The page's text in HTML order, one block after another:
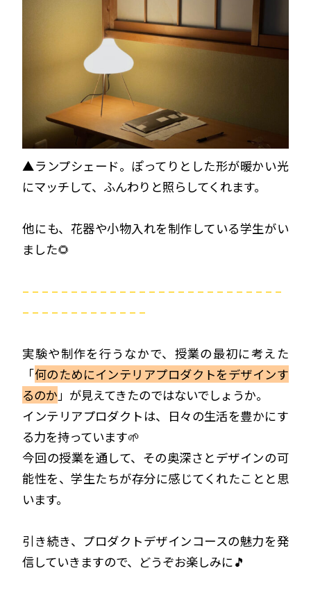
▲ランプシェード。ぽってりとした形が暖かい光
にマッチして、ふんわりと照らしてくれます。
他にも、花器や小物入れを制作している学生がい
ました🌻
– – – – – – – – – – – – – – – – – – – – – – – – – – –
– – – – – – – – – – – – –
実験や制作を行うなかで、授業の最初に考えた
「何のためにインテリアプロダクトをデザインす
るのか」が見えてきたのではないでしょうか。
インテリアプロダクトは、日々の生活を豊かにす
る力を持っています🌱
今回の授業を通して、その奥深さとデザインの可
能性を、学生たちが存分に感じてくれたことと思
います。
引き続き、プロダクトデザインコースの魅力を発
信していきますので、どうぞお楽しみに🎵